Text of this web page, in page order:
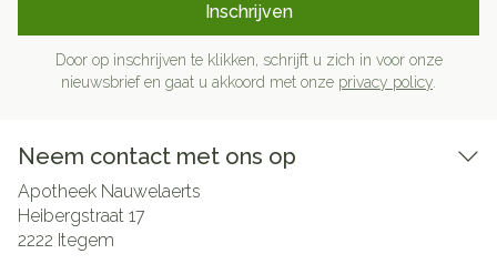
Inschrijven
Door op inschrijven te klikken, schrijft u zich in voor onze
nieuwsbrief en gaat u akkoord met onze privacy policy
Neem contact met ons op
Apotheek Nauwelaerts
Heibergstraat 17
2222 Itegem